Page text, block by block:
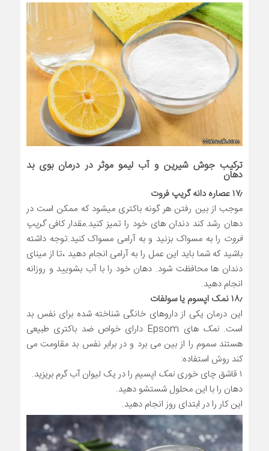
ترکیب جوش شیرین و آب لیمو موثر در درمان بوی بد
دهان
۱۷٫ عصاره دانه گریپ فروت
موجب از بین رفتن هر گونه باکتری میشود که ممکن است در
دهان رشد کند دندان های خود را تمیز کنید.مقدار کافیگریپ
فروت را به مسواک بزنید و به آرامی مسواک کنید.توجه داشته
باشید که شما باید این عمل را به آرامی انجام دهید ،تا از مینای
دندان ها محافظت شود. دهان خود را با آب بشویید و روزانه
انجام دهید.
۱۸٫ نمک اپسوم یا سولفات
این درمان یکی از داروهای خانگی شناخته شده برای نفس بد
است.نمک
های Epsom دارای خواص ضد باکتری طبیعی
هستند سموم را از بین می برد و در برابر نفس بد مقاومت می
کند روش استفاده:
۱ قاشق چای خوری
نمک اپسیم را در یک لیوان آب گرم بریزید.
دهان را با این محلول شستشو دهید.
این کار را در ابتدای روز انجام دهید.